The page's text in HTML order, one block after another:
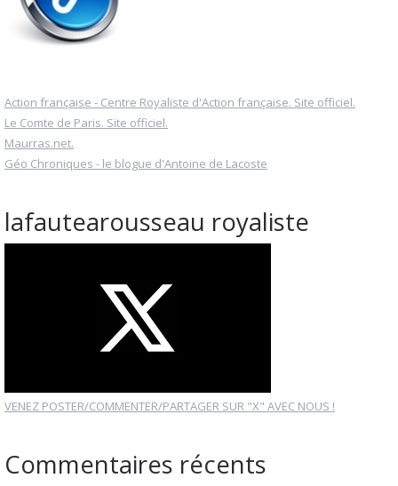
Action française - Centre Royaliste d'Action française. Site officiel.
Le Comte de Paris. Site officiel.
Maurras.net.
Géo Chroniques - le blogue d'Antoine de Lacoste
lafautearousseau royaliste
VENEZ POSTER/COMMENTER/PARTAGER SUR "X" AVEC NOUS !
Commentaires récents